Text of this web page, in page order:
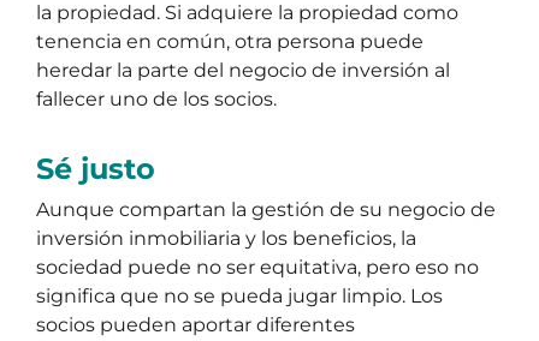
la propiedad. Si adquiere la propiedad como
tenencia en común, otra persona puede
heredar la parte del negocio de inversión al
fallecer uno de los socios.
Sé justo
Aunque compartan la gestión de su negocio de
inversión inmobiliaria y los beneficios, la
sociedad puede no ser equitativa, pero eso no
significa que no se pueda jugar limpio. Los
socios pueden aportar diferentes